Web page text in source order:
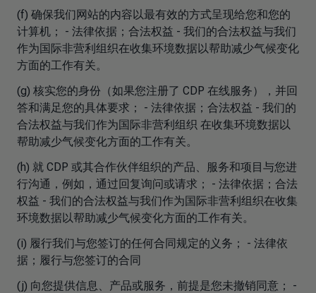
(f) 确保我们网站的内容以最有效的方式呈现给您和您的
计算机； - 法律依据；合法权益 - 我们的合法权益与我们
作为国际非营利组织在收集环境数据以帮助减少气候变化
方面的工作有关。
(g) 核实您的身份（如果您注册了 CDP 在线服务），并回
答和满足您的具体要求； - 法律依据；合法权益 - 我们的
合法权益与我们作为国际非营利组织 在收集环境数据以
帮助减少气候变化方面的工作有关。
(h) 就 CDP 或其合作伙伴组织的产品、服务和项目与您进
行沟通，例如，通过回复询问或请求； - 法律依据；合法
权益 - 我们的合法权益与我们作为国际非营利组织在收集
环境数据以帮助减少气候变化方面的工作有关。
(i) 履行我们与您签订的任何合同规定的义务； - 法律依
据；履行与您签订的合同
(j) 向您提供信息、产品或服务，前提是您未撤销同意； -